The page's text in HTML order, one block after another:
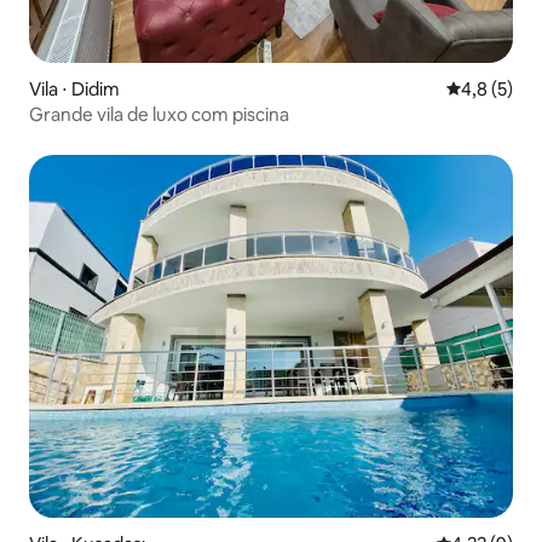
Vila ⋅ Didim 4,8 de
4,8 (5)
Grande vila de luxo com piscina